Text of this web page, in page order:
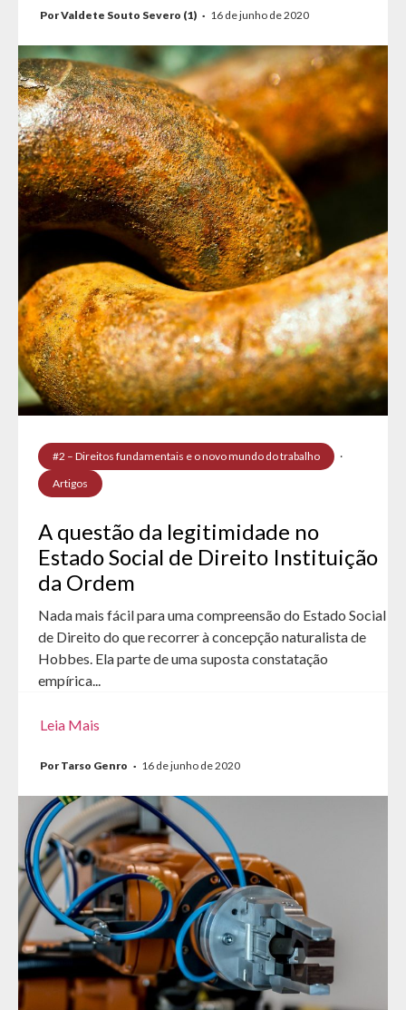
Por Valdete Souto Severo (1) · 16 de junho de 2020
#2 – Direitos fundamentais e o novo mundo do trabalho
·
Artigos
A questão da legitimidade no
Estado Social de Direito Instituição
da Ordem
Nada mais fácil para uma compreensão do Estado Social
de Direito do que recorrer à concepção naturalista de
Hobbes. Ela parte de uma suposta constatação
empírica...
Leia Mais
Por Tarso Genro · 16 de junho de 2020